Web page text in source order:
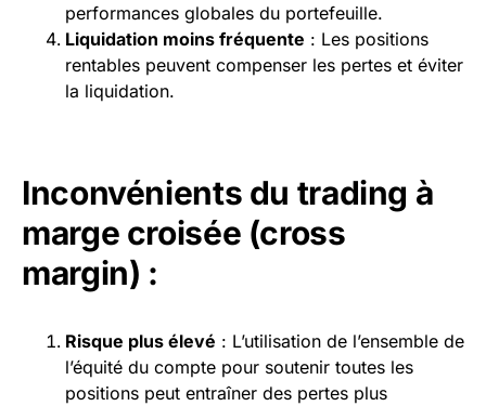
performances globales du portefeuille.
Liquidation moins fréquente : Les positions
rentables peuvent compenser les pertes et éviter
la liquidation.
Inconvénients du trading à
marge croisée (cross
margin) :
Risque plus élevé : L’utilisation de l’ensemble de
l’équité du compte pour soutenir toutes les
positions peut entraîner des pertes plus